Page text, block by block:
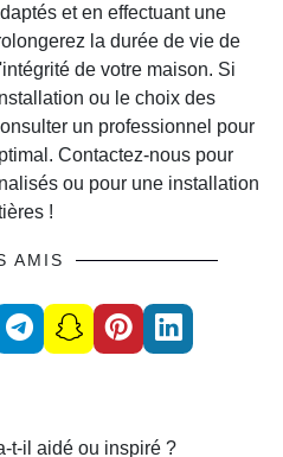
et en effectuant une
la durée de vie de
de votre maison. Si
ou le choix des
un professionnel pour
Contactez-nous pour
ou pour une installation
!
AMIS
t-il aidé ou inspiré ?